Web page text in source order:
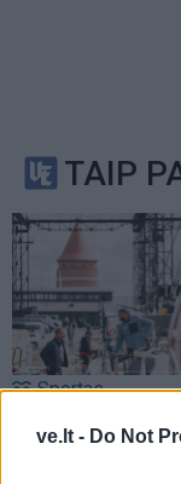
ve.lt - Do Not
TAIP
Sportas
Prieš varžybas
buriuotojai